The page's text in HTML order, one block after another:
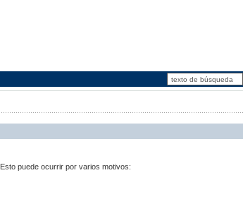
puede ocurrir por varios motivos: